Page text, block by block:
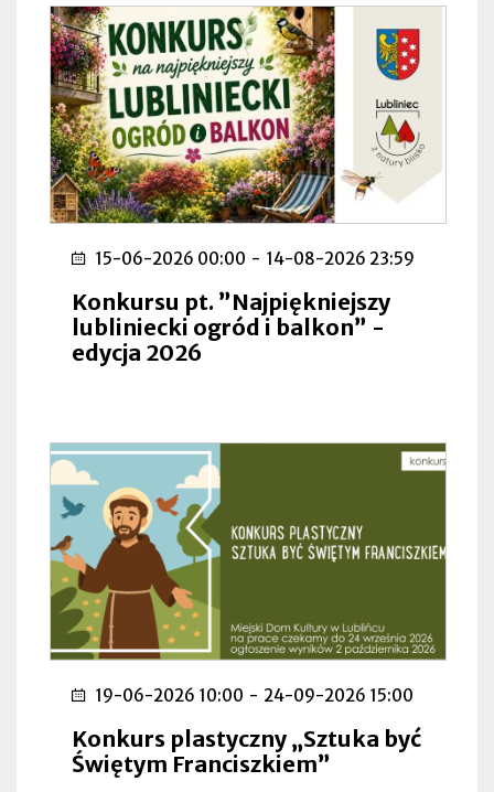
15-06-2026 00:00 - 14-08-2026 23:59
Konkursu pt. ”Najpiękniejszy
lubliniecki ogród i balkon” -
edycja 2026
19-06-2026 10:00 - 24-09-2026 15:00
Konkurs plastyczny „Sztuka być
Świętym Franciszkiem”